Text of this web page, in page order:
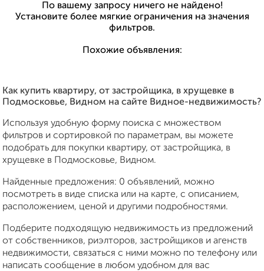
По вашему запросу ничего не найдено!
Установите более мягкие ограничения на значения
фильтров.
Похожие объявления:
Как купить квартиру, от застройщика, в хрущевке в
Подмосковье, Видном на сайте Видное-недвижимость?
Используя удобную форму поиска с множеством
фильтров и сортировкой по параметрам, вы можете
подобрать для покупки квартиру, от застройщика, в
хрущевке в Подмосковье, Видном.
Найденные предложения: 0 объявлений, можно
посмотреть в виде списка или на карте, с описанием,
расположением, ценой и другими подробностями.
Подберите подходящую недвижимость из предложений
от собственников, риэлторов, застройщиков и агенств
недвижимости, связаться с ними можно по телефону или
написать сообщение в любом удобном для вас